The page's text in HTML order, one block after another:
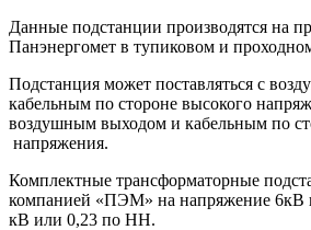
Данные подстанции производятся на
Панэнергомет в тупиковом и
Подстанция может поставляться с
кабельным по стороне высокого
воздушным выходом и кабельным по
напряжения.
Комплектные трансформаторные
компанией «ПЭМ» на напряжение
кВ или 0,23 по НН.